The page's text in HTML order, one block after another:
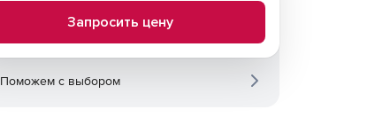
Запросить цену
Поможем с выбором